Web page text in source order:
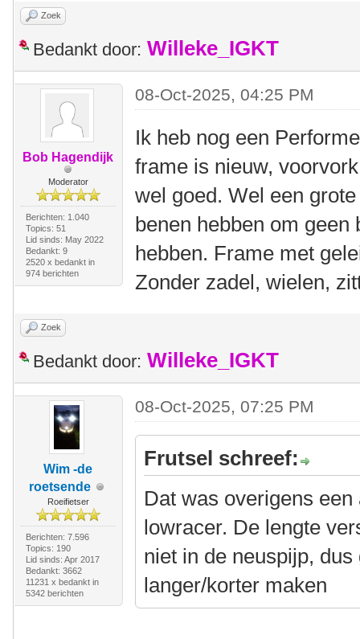
Zoek
Bedankt door: Willeke_IGKT
Bob Hagendijk
Moderator
Berichten: 1.040
Topics: 51
Lid sinds: May 2022
Bedankt: 9
2520 x bedankt in
974 berichten
08-Oct-2025, 04:25 PM
Ik heb nog een
frame is nieuw,
wel goed. Wel een
benen hebben om
hebben. Frame met
Zonder zadel, wielen,
Zoek
Bedankt door: Willeke_IGKT
Wim -de
roetsende
Roeifietser
Berichten: 7.596
Topics: 190
Lid sinds: Apr 2017
Bedankt: 3662
11231 x bedankt in
5342 berichten
08-Oct-2025, 07:25 PM
Frutsel schreef:
Dat was overigens
lowracer. De lengte
niet in de neuspijp,
langer/korter maken